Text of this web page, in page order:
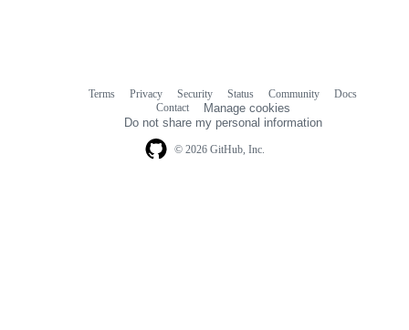
© 2026 GitHub, Inc.
Terms Privacy Security Status Community
Docs
Contact
Manage cookies
Do not share my personal information